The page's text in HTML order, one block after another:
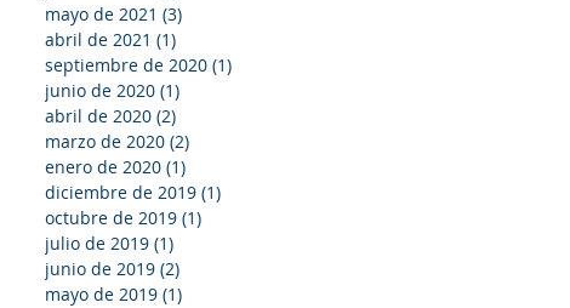
mayo de 2021 (3)
abril de 2021 (1)
septiembre de 2020 (1)
junio de 2020 (1)
abril de 2020 (2)
marzo de 2020 (2)
enero de 2020 (1)
diciembre de 2019 (1)
octubre de 2019 (1)
julio de 2019 (1)
junio de 2019 (2)
mayo de 2019 (1)